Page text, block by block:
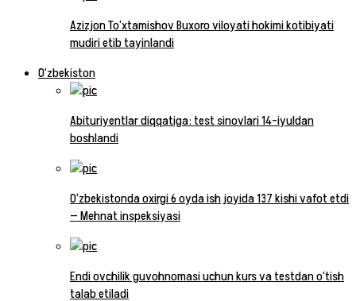
Azizjon To‘xtamishov Buxoro viloyati hokimi kotibiyati
mudiri etib tayinlandi
O‘zbekiston
Abituriyentlar diqqatiga: test sinovlari 14-iyuldan
boshlandi
O‘zbekistonda oxirgi 6 oyda ish joyida 137 kishi vafot etdi
— Mehnat inspeksiyasi
Endi ovchilik guvohnomasi uchun kurs va testdan o‘tish
talab etiladi